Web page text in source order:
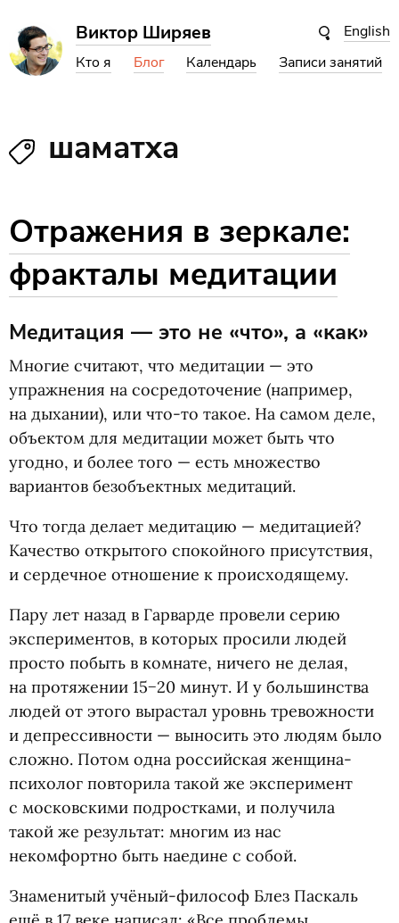
English
Виктор Ширяев
Кто я Блог Календарь Записи занятий
шаматха
Отражения в зеркале:
фракталы медитации
Медитация — это не «что», а «как»
Многие считают, что медитации — это
упражнения на сосредоточение (например,
на дыхании), или что-то такое. На самом деле,
объектом для медитации может быть что
угодно, и более того — есть множество
вариантов безобъектных медитаций.
Что тогда делает медитацию — медитацией?
Качество открытого спокойного присутствия,
и сердечное отношение к происходящему.
Пару лет назад в Гарварде провели серию
экспериментов, в которых просили людей
просто побыть в комнате, ничего не делая,
на протяжении 15−20 минут. И у большинства
людей от этого вырастал уровнь тревожности
и депрессивности — выносить это людям было
сложно. Потом одна российская женщина-
психолог повторила такой же эксперимент
с московскими подростками, и получила
такой же результат: многим из нас
некомфортно быть наедине с собой.
Знаменитый учёный-философ Блез Паскаль